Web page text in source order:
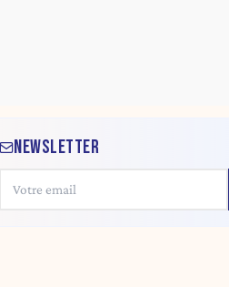
NEWSLETTER